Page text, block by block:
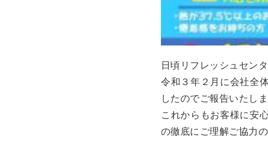
日頃リフレッシュセン
令和３年２月に会社全
したのでご報告いたしま
これからもお客様に安
の徹底にご理解ご協力